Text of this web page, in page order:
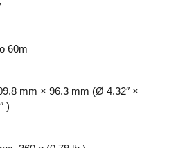
60m
mm × 96.3 mm (Ø 4.32″ ×
)